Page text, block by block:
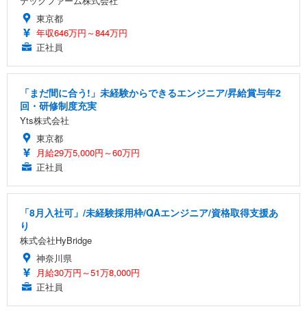
東京都
年収646万円～844万円
正社員
「まだ間に合う!」未経験からできるエンジニア/昇給賞与年2
回・研修制度充実
Yts株式会社
東京都
月給29万5,000円～60万円
正社員
「8月入社可」/未経験採用枠/QAエンジニア/資格取得支援あ
り
株式会社HyBridge
神奈川県
月給30万円～51万8,000円
正社員